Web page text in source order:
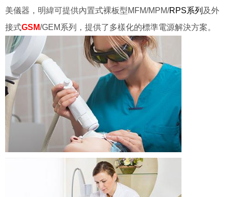
美儀器，明緯可提供內置式裸板型MFM/MPM/RPS系列 及外
接式GSM/GEM系列，提供了多樣化的標準電源解決方案。